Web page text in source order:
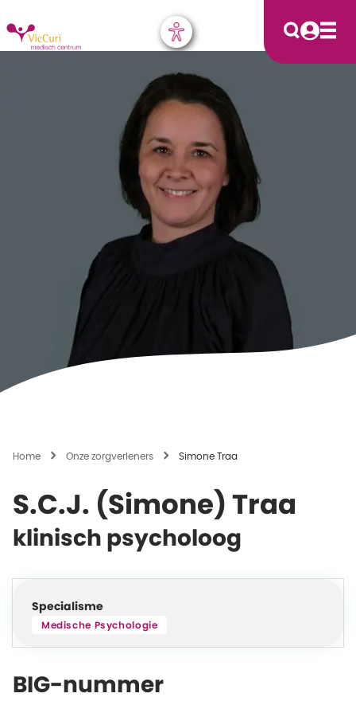
Home Onze zorgverleners Simone Traa
S.C.J. (Simone) Traa
klinisch psycholoog
Specialisme
Medische Psychologie
BIG-nummer